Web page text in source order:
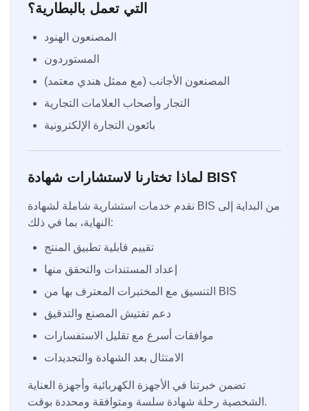
التي تعمل بالبطارية؟
المصنعون الهنود
المستوردون
المصنعون الأجانب (مع ممثل هندي معتمد)
التجار وأصحاب العلامات التجارية
بائعون التجارة الإلكترونية
لماذا تختارنا لاستشارات شهادة BIS؟
نقدم خدمات استشارية شاملة لشهادة BIS من البداية إلى
النهاية، بما في ذلك:
تقييم قابلية تطبيق المنتج
إعداد المستندات والتحقق منها
التنسيق مع المختبرات المعترف بها من BIS
دعم تفتيش المصنع والتدقيق
موافقات أسرع مع تقليل الاستفسارات
الامتثال بعد الشهادة والتجديدات
تضمن خبرتنا في الأجهزة الكهربائية وأجهزة العناية
الشخصية رحلة شهادة سلسة ومتوافقة ومحددة بوقت.